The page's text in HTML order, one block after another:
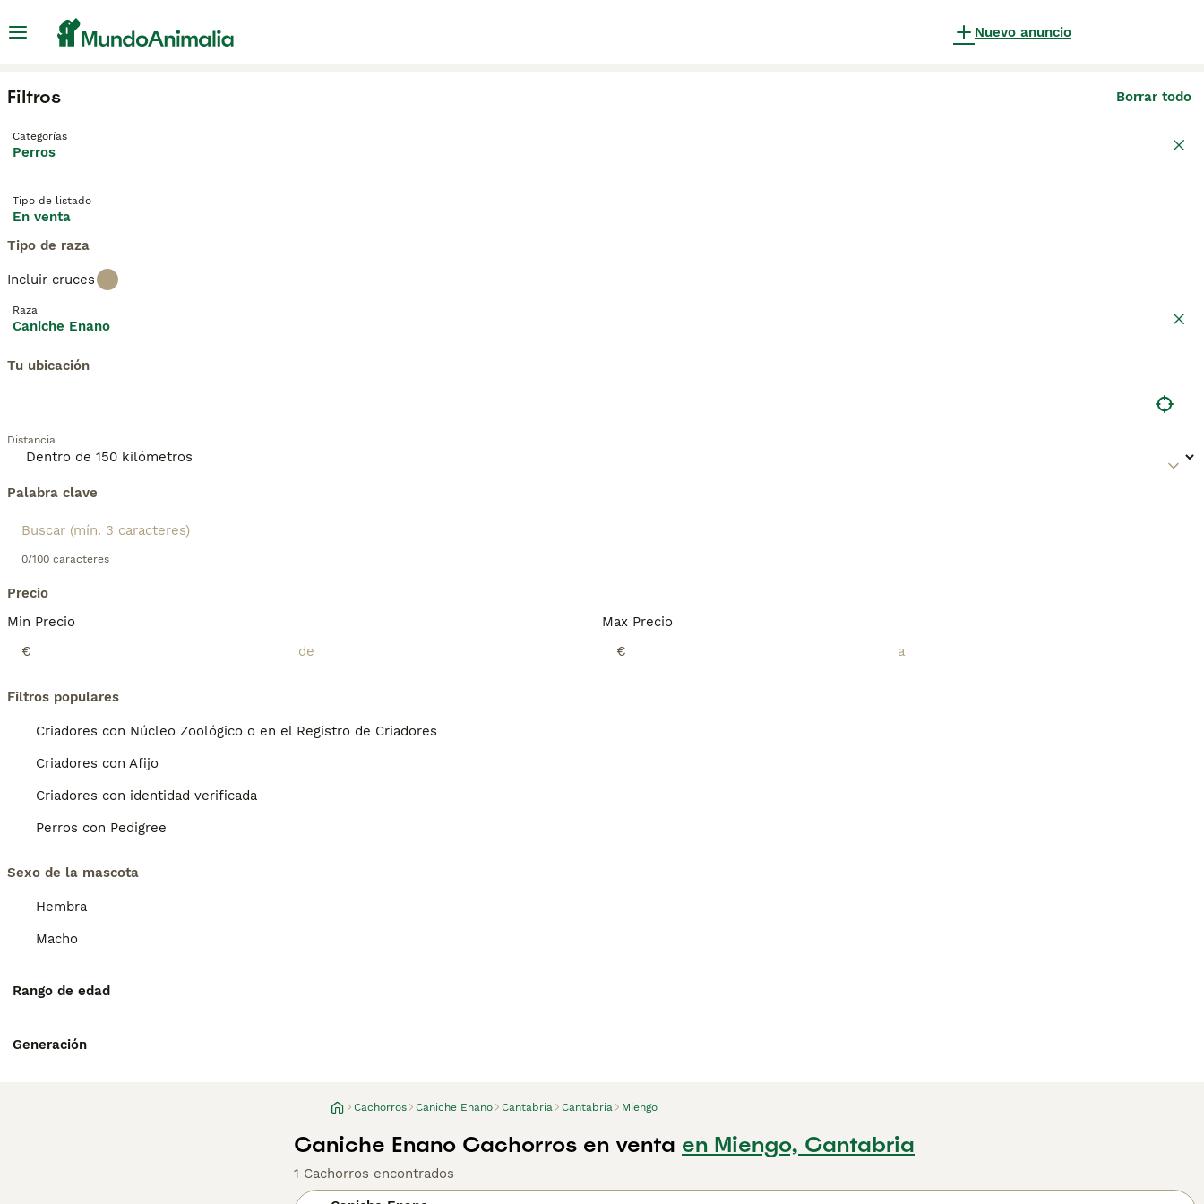
Nuevo anuncio
Filtros Borrar todo
Categorías
Perros
Tipo de listado
En venta
Tipo de raza
Incluir cruces
Raza
Caniche Enano
Tu ubicación
Distancia
Palabra clave
0/100 caracteres
Precio
Min Precio
€
Max Precio
€
Filtros populares
Criadores con Núcleo Zoológico o en el Registro de Criadores
Criadores con Afijo
Criadores con identidad verificada
Perros con Pedigree
Sexo de la mascota
Hembra
Macho
Rango de edad
Generación
Cachorros Caniche Enano Cantabria Cantabria Miengo
Caniche Enano Cachorros en venta en Miengo, Cantabria
1 Cachorros encontrados